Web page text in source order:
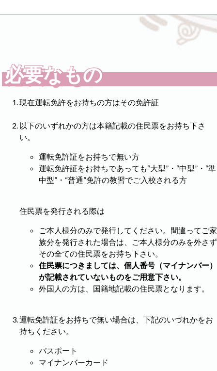
必要なもの
現在運転免許をお持ちの方はその免許証
以下のいずれかの方は本籍記載の住民票をお持ち下さ
い。
運転免許証をお持ちで無い方
運転免許証をお持ちであっても“大型”・“中型”・“準
中型”・“普通”免許の教習でご入校される方
住民票を発行される際は
ご本人様分のみで発行してください。間違ってご家
族分を発行された場合は、ご本人様分のみを外さず
その全ての住民票をお持ち下さい。
住民票につきましては、個人番号（マイナンバー）
が記載されていないものをご用意下さい。
外国人の方は、国籍地記載の住民票となります。
運転免許証をお持ちで無い場合は、下記のいづれかをお
持ちください。
パスポート
マイナンバーカード